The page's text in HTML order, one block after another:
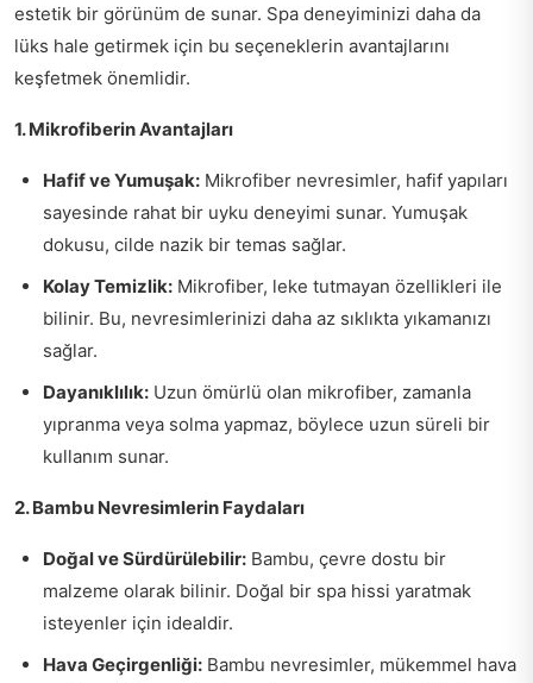
estetik bir görünüm de sunar. Spa deneyiminizi daha da
lüks hale getirmek için bu seçeneklerin avantajlarını
keşfetmek önemlidir.
1. Mikrofiberin Avantajları
Hafif ve Yumuşak: Mikrofiber nevresimler, hafif yapıları
sayesinde rahat bir uyku deneyimi sunar. Yumuşak
dokusu, cilde nazik bir temas sağlar.
Kolay Temizlik: Mikrofiber, leke tutmayan özellikleri ile
bilinir. Bu, nevresimlerinizi daha az sıklıkta yıkamanızı
sağlar.
Dayanıklılık: Uzun ömürlü olan mikrofiber, zamanla
yıpranma veya solma yapmaz, böylece uzun süreli bir
kullanım sunar.
2. Bambu Nevresimlerin Faydaları
Doğal ve Sürdürülebilir: Bambu, çevre dostu bir
malzeme olarak bilinir. Doğal bir spa hissi yaratmak
isteyenler için idealdir.
Hava Geçirgenliği: Bambu nevresimler, mükemmel hava